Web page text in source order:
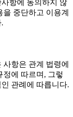
항에 동의하지 않
중단하고 이용계
항은 관계 법령에
정에 따르며, 그렇
관례에 따릅니다.